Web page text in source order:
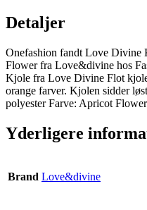
Detaljer
Onefashion fandt Love
Flower fra Love&divine hos
Kjole fra Love Divine Flot
orange farver. Kjolen sidder
polyester Farve: Apricot
Yderligere
Brand Love&divine